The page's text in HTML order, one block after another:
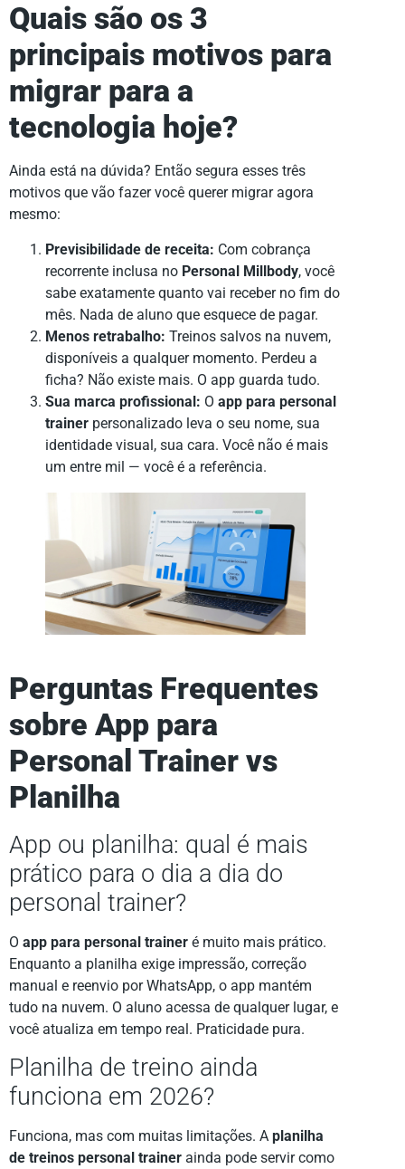
Quais são os 3
principais motivos para
migrar para a
tecnologia hoje?
Ainda está na dúvida? Então segura esses três
motivos que vão fazer você querer migrar agora
mesmo:
Previsibilidade de receita: Com cobrança
recorrente inclusa no Personal Millbody, você
sabe exatamente quanto vai receber no fim do
mês. Nada de aluno que esquece de pagar.
Menos retrabalho: Treinos salvos na nuvem,
disponíveis a qualquer momento. Perdeu a
ficha? Não existe mais. O app guarda tudo.
Sua marca profissional: O app para personal
trainer personalizado leva o seu nome, sua
identidade visual, sua cara. Você não é mais
um entre mil — você é a referência.
Perguntas Frequentes
sobre App para
Personal Trainer vs
Planilha
App ou planilha: qual é mais
prático para o dia a dia do
personal trainer?
O app para personal trainer é muito mais prático.
Enquanto a planilha exige impressão, correção
manual e reenvio por WhatsApp, o app mantém
tudo na nuvem. O aluno acessa de qualquer lugar, e
você atualiza em tempo real. Praticidade pura.
Planilha de treino ainda
funciona em 2026?
Funciona, mas com muitas limitações. A planilha
de treinos personal trainer ainda pode servir como